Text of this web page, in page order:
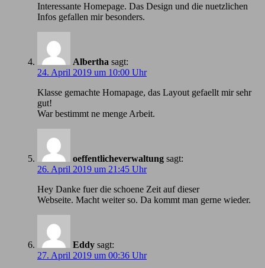
Іnteressante Homepage. Das Design und die nuetzlichen
Infos gefallen mir besonders.
Albertha sagt:
24. April 2019 um 10:00 Uhr
Klasse gemachte Homapage, das Layout gefaellt mir sehr
gut!
War bestimmt ne menge Arbeit.
oeffentlicheverwaltung sagt:
26. April 2019 um 21:45 Uhr
Hey Danke fuer die schoene Zeit auf dieser
Webseite. Macht weiter so. Da kommt man gerne wieder.
Eddy sagt:
27. April 2019 um 00:36 Uhr